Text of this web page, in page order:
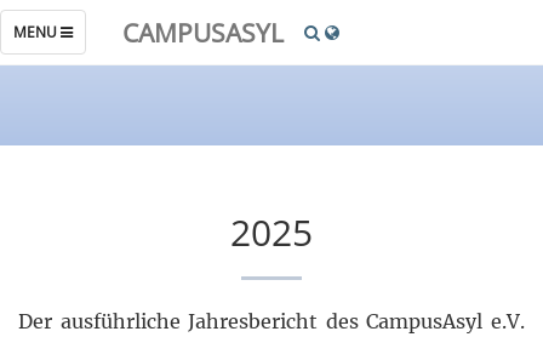
TOGGLE
NAVIGATION
MENU CAMPUSASYL
2025
Der ausführliche Jahresbericht des CampusAsyl e.V.